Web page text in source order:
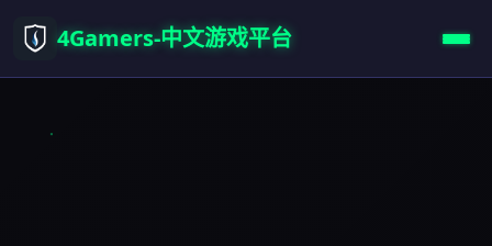
4Gamers-中文游戏平台